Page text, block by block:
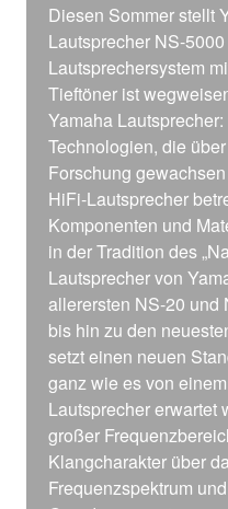
Diesen Sommer stellt
Lautsprecher NS-
Lautsprechersystem
Tieftöner ist
Yamaha
Technologien, die
Forschung
HiFi-Lautsprecher
Komponenten und
in der Tradition des
Lautsprecher von
allerersten NS-20 und
bis hin zu den
setzt einen neuen
ganz wie es von
Lautsprecher erwartet
großer
Klangcharakter über
Frequenzspektrum